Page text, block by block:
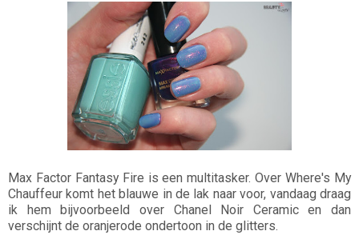
Max Factor Fantasy Fire is een multitasker. Over Where's My
Chauffeur komt het blauwe in de lak naar voor, vandaag draag
ik hem bijvoorbeeld over Chanel Noir Ceramic en dan
verschijnt de oranjerode ondertoon in de glitters.